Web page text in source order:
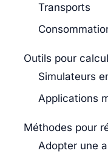
Transports
Outils pour
Simulateurs
Applications
Méthodes pour
Adopter une